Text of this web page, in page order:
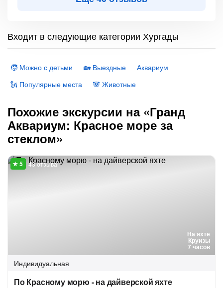
Входит в следующие категории Хургады
🧒 Можно с детьми 🏡 Выездные
Аквариум
🗽 Популярные места
🐼 Животные
Похожие экскурсии на «Гранд
Аквариум: Красное море за
стеклом»
На яхте
Круизы
7 часов
43 отзыва
Индивидуальная
По Красному морю - на дайверской яхте